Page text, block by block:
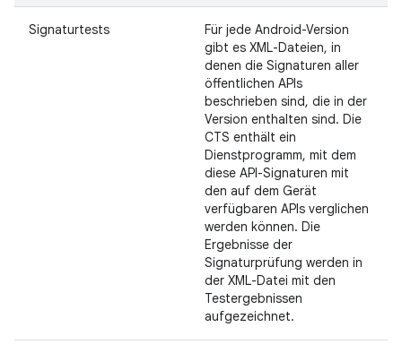
Signaturtests
Für jede Android-Version
gibt es XML-Dateien, in
denen die Signaturen aller
öffentlichen APIs
beschrieben sind, die in der
Version enthalten sind. Die
CTS enthält ein
Dienstprogramm, mit dem
diese API-Signaturen mit
den auf dem Gerät
verfügbaren APIs verglichen
werden können. Die
Ergebnisse der
Signaturprüfung werden in
der XML-Datei mit den
Testergebnissen
aufgezeichnet.